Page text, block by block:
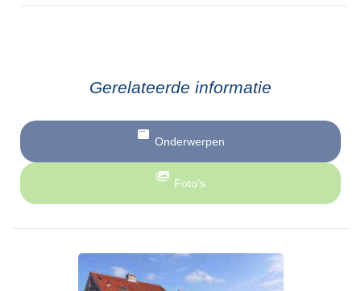
Gerelateerde informatie
Onderwerpen
Foto’s